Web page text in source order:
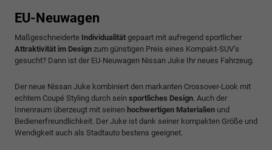
EU-Neuwagen
Maßgeschneiderte Individualität gepaart mit aufregend sportlicher
Attraktivität im Design zum günstigen Preis eines Kompakt-SUV’s
gesucht? Dann ist der EU-Neuwagen Nissan Juke Ihr neues Fahrzeug.
Der neue Nissan Juke kombiniert den markanten Crossover-Look mit
echtem Coupé Styling durch sein sportliches Design . Auch der
Innenraum überzeugt mit seinen hochwertigen Materialien und
Bedienerfreundlichkeit. Der Juke ist dank seiner kompakten Größe und
Wendigkeit auch als Stadtauto bestens geeignet.